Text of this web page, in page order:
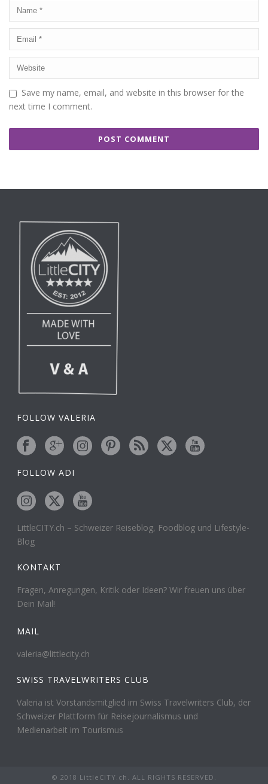
Save my name, email, and website in this browser for the
next time I comment.
FOLLOW VALERIA
FOLLOW ADI
LittleCITY.ch – Schweizer Reiseblog, Foodblog und Lifestyle-
Blog
KONTAKT
Fragen, Anregungen, Kritik oder Ideen? Wir freuen uns über
Dein Mail!
MAIL
valeria@littlecity.ch
SWISS TRAVELWRITERS CLUB
Valeria ist Vorstandsmitglied im Swiss Travelwriters Club, der
Schweizer Plattform für Reisejournalismus und
Medienarbeit im Tourismus
© 2018 LittleCITY.ch. ALL RIGHTS RESERVED.